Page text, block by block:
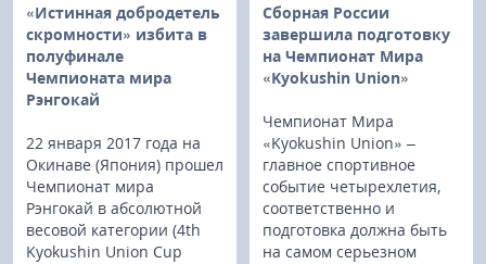
«Истинная добродетель
скромности» избита в
полуфинале
Чемпионата мира
Рэнгокай
22 января 2017 года на
Окинаве (Япония) прошел
Чемпионат мира
Рэнгокай в абсолютной
весовой категории (4th
Kyokushin Union Cup
Сборная России
завершила подготовку
на Чемпионат Мира
«Kyokushin Union»
Чемпионат Мира
«Kyokushin Union» –
главное спортивное
событие четырехлетия,
соответственно и
подготовка должна быть
на самом серьезном